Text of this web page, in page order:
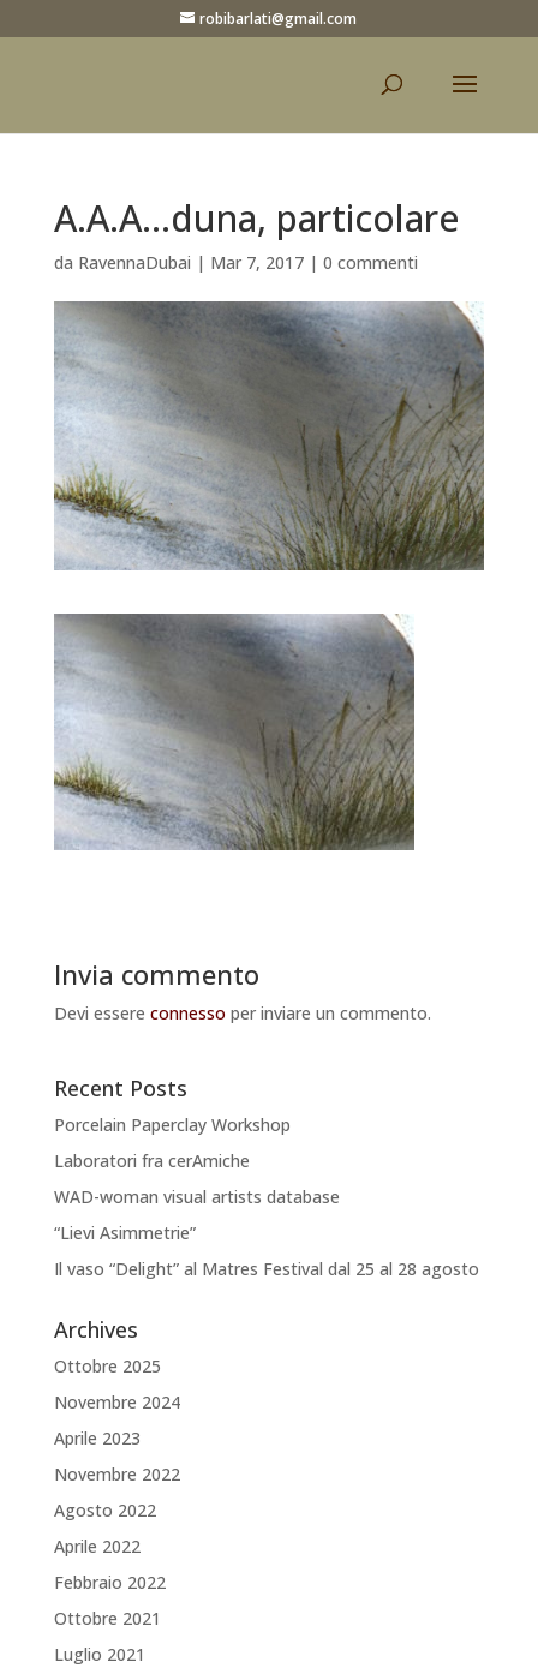
robibarlati@gmail.com
A.A.A…duna, particolare
da RavennaDubai | Mar 7, 2017| 0 commenti
Invia commento
Devi essere connesso per inviare un commento.
Recent Posts
Porcelain Paperclay Workshop
Laboratori fra cerAmiche
WAD-woman visual artists database
“Lievi Asimmetrie”
Il vaso “Delight” al Matres Festival dal 25 al 28 agosto
Archives
Ottobre 2025
Novembre 2024
Aprile 2023
Novembre 2022
Agosto 2022
Aprile 2022
Febbraio 2022
Ottobre 2021
Luglio 2021